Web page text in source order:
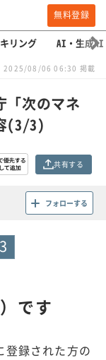
無料登録
リング AI・生成AI
2025/08/06 06:30 掲載
次のマネ
(3/3)
共有する
フォローする
3
です
登録された方の